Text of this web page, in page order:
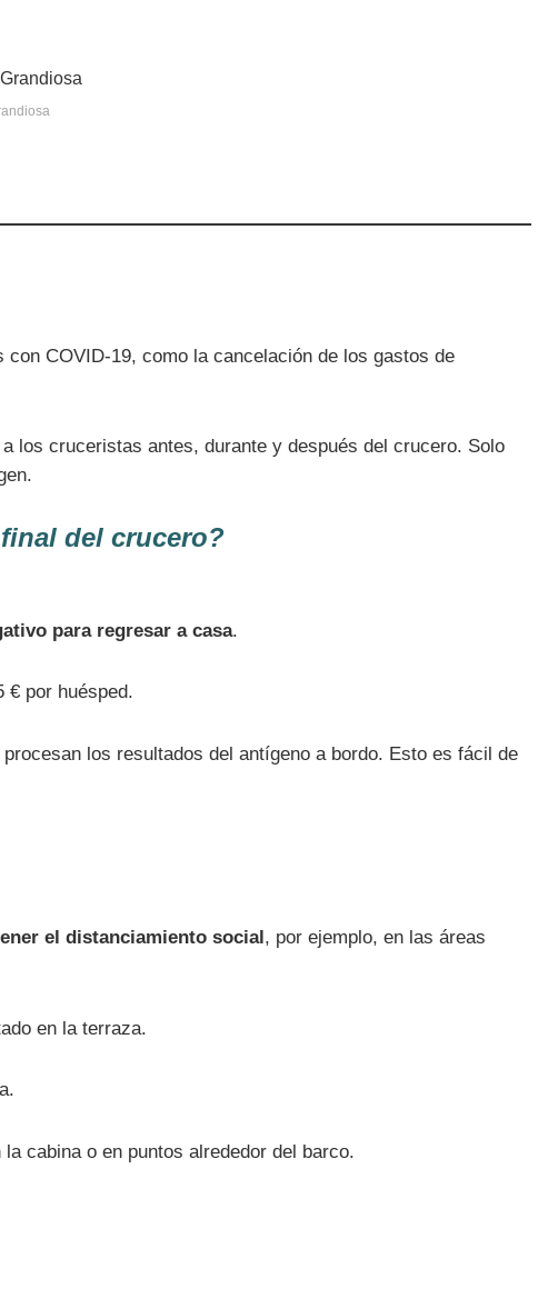
COVID-19, como la cancelación de los gastos de
los cruceristas antes, durante y después del crucero. Solo
del crucero?
para regresar a casa.
€ por huésped.
los resultados del antígeno a bordo. Esto es fácil de
el distanciamiento social , por ejemplo, en las áreas
en la terraza.
cabina o en puntos alrededor del barco.